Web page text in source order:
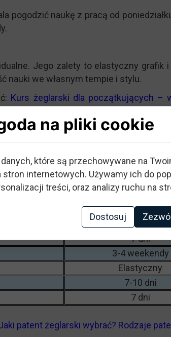
pogodzić naukę z pracą od
Jego zalety to elastyczny grafik
nauki we własnym tempie i stylu.
Kurs żeglarski dla początkujących –
jachtowego?
trwania i standardu. Średnie ceny to:
Czas trwania
7 dni
3-4 weekendy
Elastyczny
7-10 dni
7 dni
patent żeglarski wybrać? Rodzaje
na pliki cookie
danych, które są przechowywane na
internetowych. Używamy ich do
treści, oraz analizy ruchu na
Dostosuj